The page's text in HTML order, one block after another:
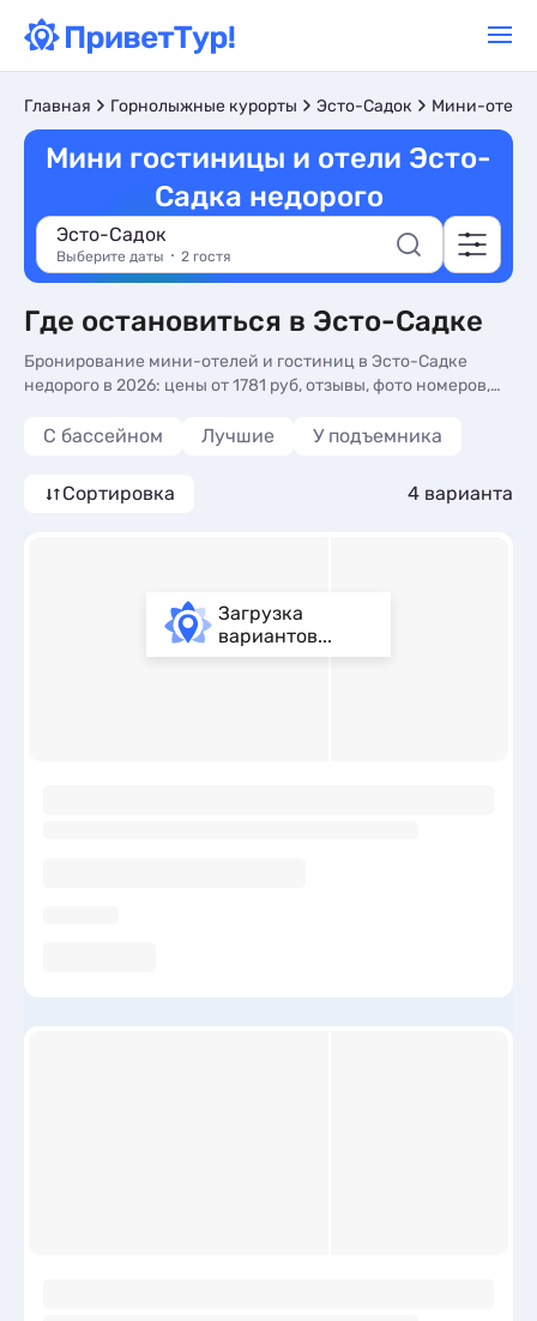
Главная Горнолыжные курорты Эсто-Садок Мини-отели
Мини гостиницы и отели Эсто-
Садка недорого
Эсто-Садок
Выберите даты 2 гостя
Где остановиться в Эсто-Садке
Бронирование мини-отелей и гостиниц в Эсто-Садке
недорого в 2026: цены от 1781 руб, отзывы, фото номеров,
С бассейном Лучшие У подъемника
Сортировка 4 варианта
Загрузка
вариантов...